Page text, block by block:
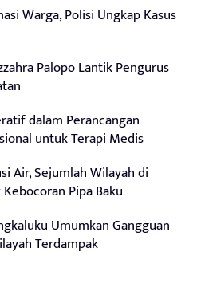
Warga, Polisi Ungkap Kasus
Palopo Lantik Pengurus
dalam Perancangan
untuk Terapi Medis
Air, Sejumlah Wilayah di
Pipa Baku
Umumkan Gangguan
Terdampak